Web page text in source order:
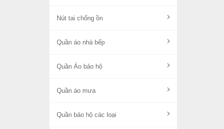
Nút tai chống ồn
Quần áo nhà bếp
Quần Áo bảo hộ
Quần áo mưa
Quần bảo hộ các loại